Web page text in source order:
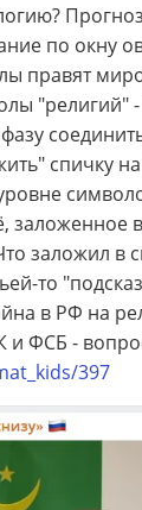
по окну
правят
"религий"
спичку
заложенное
заложил в
то
в РФ на
и ФСБ -
397